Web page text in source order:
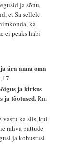
ja sõnu,
et Sa sellele
ka
ei peaks häbi
ära anna oma
ja kirkus
ja tõotused.Rm
vastu ka siis, kui
rahva pattude
ja kohustusi